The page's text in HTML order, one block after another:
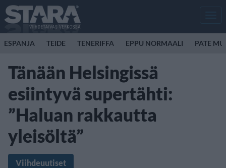
ESPANJA TEIDE TENERIFFA EPPU NORMAALI PATE
Tänään Helsingissä
esiintyvä supertähti:
”Haluan rakkautta
yleisöltä”
Viihdeuutiset